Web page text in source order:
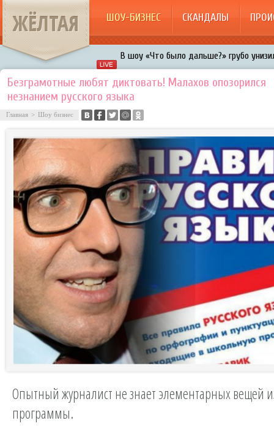
ЖЁЛТАЯ ШОУ-БИЗНЕС СКАНДАЛЫ
В шоу «Что было дальше?» грубо
Авербух зарождает в Бузовой новый
«Мужик на 200%»: Тарзан признался,
воровками
Галкин променял Дроботенко на
Расстались Энрике Иглесиас и Анна
Безграмотные любят диктовать! Малахов опозорился
незнанием русского языка
Главная > Шоу бизнес
Опытный журналист не знает элементарных вещей
программы.